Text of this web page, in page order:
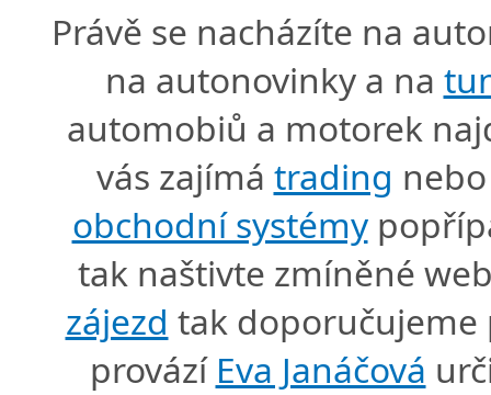
Právě se nacházíte na
na autonovinky a na
automobiů a motorek
vás zajímá trading
obchodní systémy
tak naštivte zmíněné
zájezd tak doporučujeme
provází Eva Janáčová